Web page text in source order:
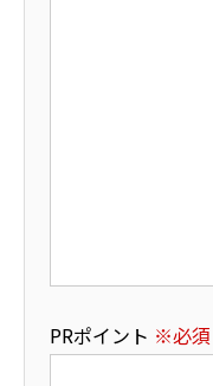
PRポイント ※必須